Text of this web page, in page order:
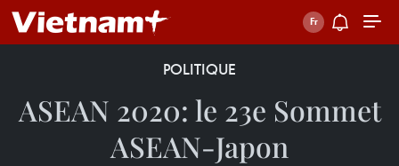
POLITIQUE
ASEAN 2020: le 23e Sommet
ASEAN-Japon